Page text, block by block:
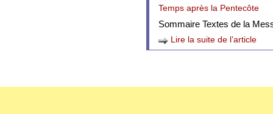
Temps après la Pentecôte
Sommaire Textes de la
Lire la suite de l’article